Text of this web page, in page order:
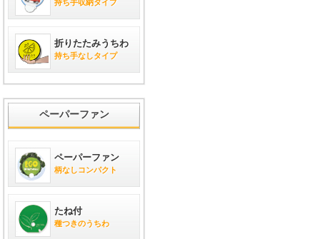
持ち手収納タイプ
折りたたみうちわ
持ち手なしタイプ
ペーパーファン
ペーパーファン
柄なしコンパクト
たね付
種つきのうちわ